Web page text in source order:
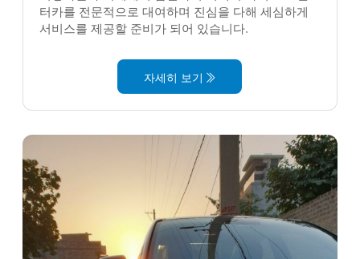
터카를 전문적으로 대여하며 진심을 다해 세심하게
서비스를 제공할 준비가 되어 있습니다.
자세히 보기